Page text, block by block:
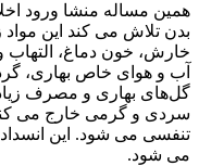
همین مساله منشا ورود
بدن تلاش می کند این مواد
خارش، خون دماغ،
آب و هوای خاص بهاری،
گل‌های بهاری و مصرف زیاد
سردی و گرمی خارج می
تنفسی می شود. این
می شود.